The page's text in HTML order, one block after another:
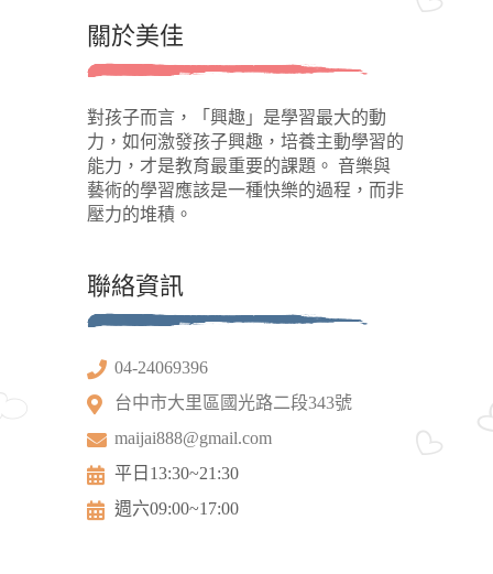
關於美佳
對孩子而言，「興趣」是學習最大的動
力，如何激發孩子興趣，培養主動學習的
能力，才是教育最重要的課題。 音樂與
藝術的學習應該是一種快樂的過程，而非
壓力的堆積。
聯絡資訊
04-24069396
台中市大里區國光路二段343號
maijai888@gmail.com
平日13:30~21:30
週六09:00~17:00